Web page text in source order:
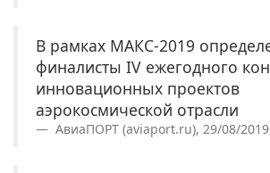
В рамках МАКС-2019
финалисты IV ежегодного
инновационных проектов
аэрокосмической отрасли
АвиаПОРТ (aviaport.ru), 29/08/2019